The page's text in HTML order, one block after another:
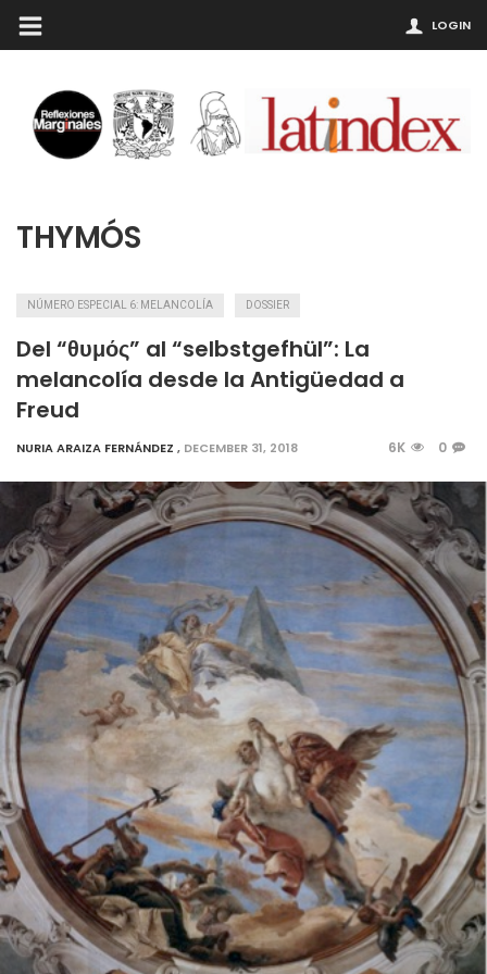
LOGIN
THYMÓS
NÚMERO ESPECIAL 6: MELANCOLÍA DOSSIER
Del “θυμός” al “selbstgefhül”: La
melancolía desde la Antigüedad a
Freud
NURIA ARAIZA FERNÁNDEZ , DECEMBER 31, 2018 6K 0